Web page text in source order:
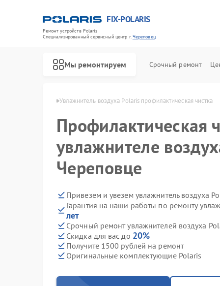
FIX-POLARIS
Ремонт устройств Polaris
Специализированный cервисный центр г.Череповец
Мы ремонтируем Срочный ремонт
в Череповце Увлажнитель воздуха Polaris профилактическая чистка
Профилактическая
увлажнителе
Череповце
Привезем и увезем увлажнитель воздуха
Гарантия на наши работы по ремонту
лет
Срочный ремонт увлажнителей воздуха
Скидка для вас до 20%
Получите 1500 рублей на ремонт
Оригинальные комплектующие Polaris